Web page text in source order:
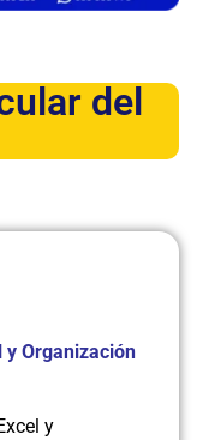
del
y Organización
y